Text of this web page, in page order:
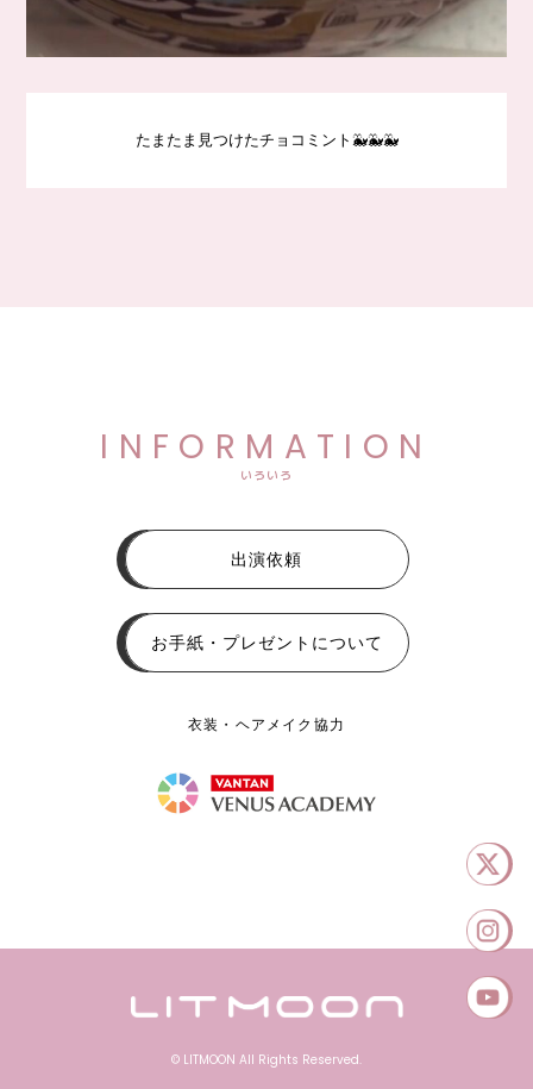
たまたま見つけたチョコミント🐳🐳🐳
INFORMATION
いろいろ
出演依頼
お手紙・プレゼントについて
衣装・ヘアメイク協力
© LITMOON All Rights Reserved.